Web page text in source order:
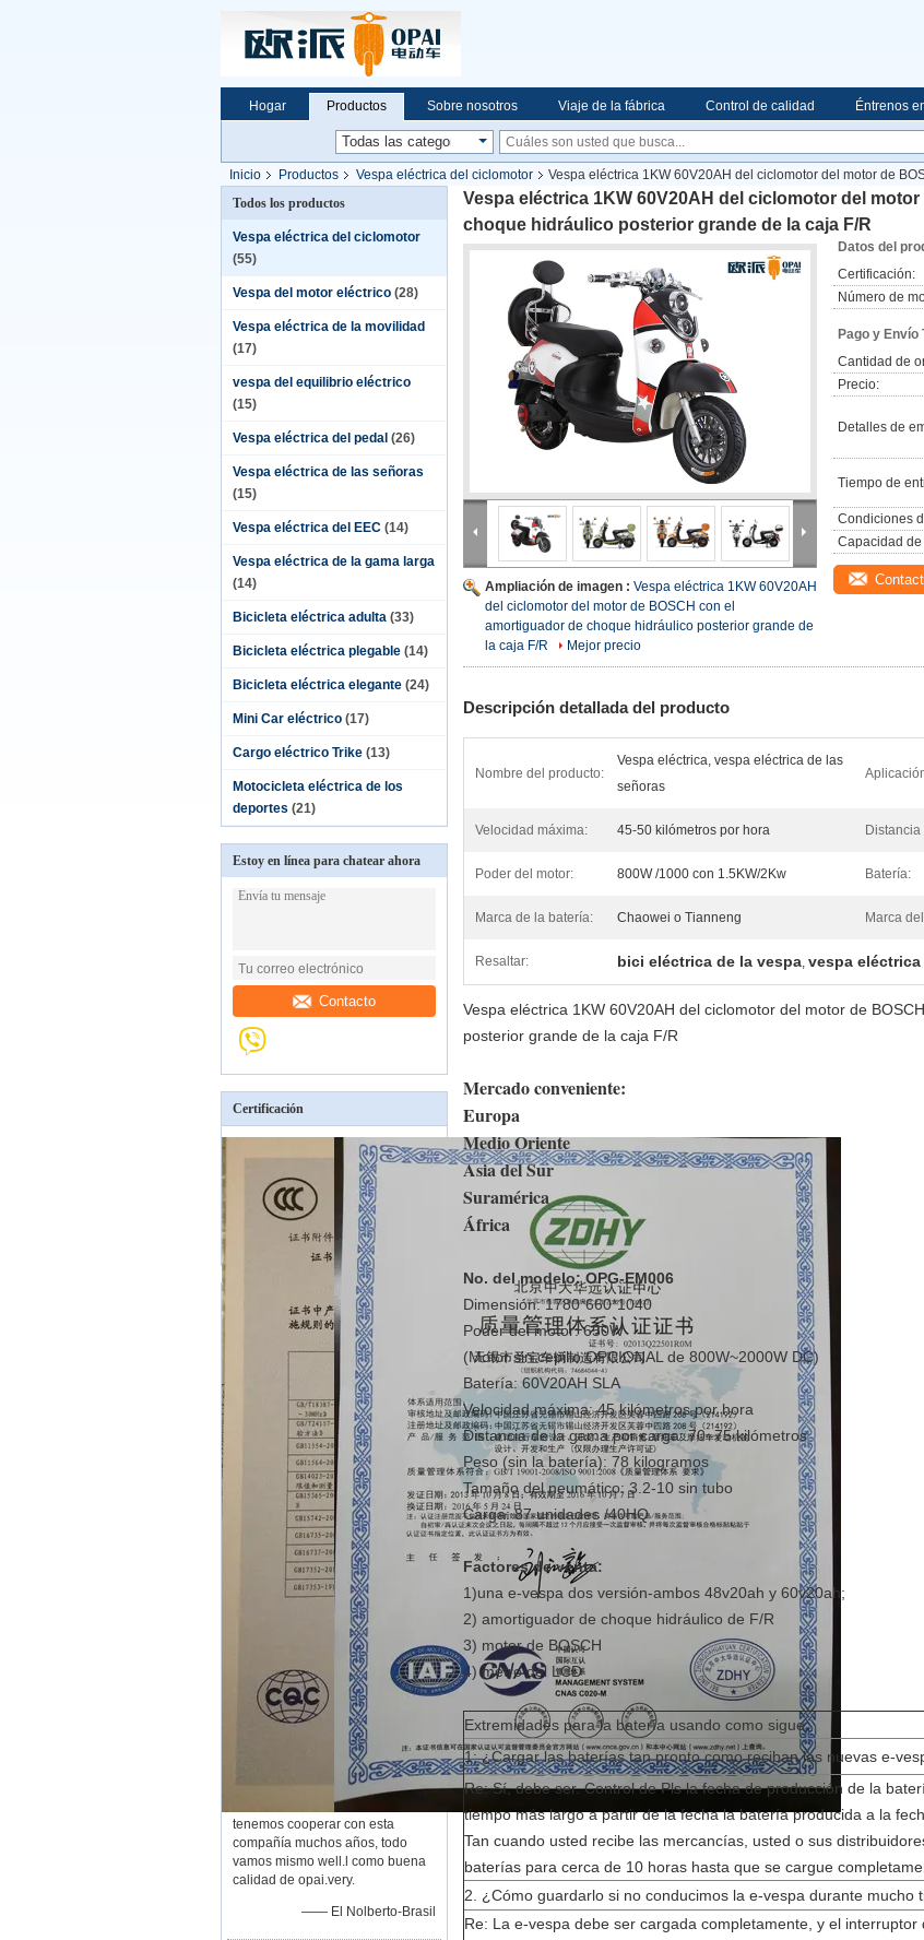
Hogar Productos Sobre nosotros Viaje de la fábrica Control de calidad Éntrenos
Inicio Productos Vespa eléctrica del ciclomotor
Vespa eléctrica 1KW 60V20AH del ciclomotor del motor de
posterior grande de la caja F/R
Todos los productos
Vespa eléctrica del ciclomotor
(55)
Vespa del motor eléctrico (28)
Vespa eléctrica de la movilidad
(17)
vespa del equilibrio eléctrico
(15)
Vespa eléctrica del pedal (26)
Vespa eléctrica de las señoras
(15)
Vespa eléctrica del EEC (14)
Vespa eléctrica de la gama larga
(14)
Bicicleta eléctrica adulta (33)
Bicicleta eléctrica plegable (14)
Bicicleta eléctrica elegante (24)
Mini Car eléctrico (17)
Cargo eléctrico Trike (13)
Motocicleta eléctrica de los
deportes (21)
Estoy en línea para chatear ahora
Contacto
Certificación
tenemos cooperar con esta
compañía muchos años, todo
vamos mismo well.l como buena
calidad de opai.very.
—— El Nolberto-Brasil
Vespa eléctrica 1KW 60V20AH del ciclomotor del
choque hidráulico posterior grande de la caja F/R
Ampliación de imagen : Vespa eléctrica 1KW 60V20AH
del ciclomotor del motor de BOSCH con el
amortiguador de choque hidráulico posterior grande de
la caja F/R
Mejor precio
Datos del
Certificación:
Número de
Pago y Envío
Cantidad de
Precio:
Detalles de
Tiempo de
Condiciones
Capacidad
Descripción detallada del producto
Nombre del producto:
Vespa eléctrica, vespa eléctrica de las
señoras
Velocidad máxima: 45-50 kilómetros por hora
Poder del motor: 800W /1000 con 1.5KW/2Kw Batería:
Marca de la batería: Chaowei o Tianneng Marca
Resaltar: bici eléctrica de la vespa, vespa
Vespa eléctrica 1KW 60V20AH del ciclomotor del motor de
posterior grande de la caja F/R
Mercado conveniente:
Europa
Medio Oriente
Asia del Sur
Suramérica
África
No. del modelo: OPG-EM006
Dimensión: 1780*660*1040
Poder del motor: 650W
(Motor sin cepillo OPCIONAL de 800W~2000W DC)
Batería: 60V20AH SLA
Velocidad máxima: 45 kilómetros por hora
Distancia de la gama por carga: 70~75 kilómetros
Peso (sin la batería): 78 kilogramos
Tamaño del neumático: 3.2-10 sin tubo
Carga: 87 unidades /40HQ
Factores de venta:
1)una e-vespa dos versión-ambos 48v20ah y 60v20ah;
2) amortiguador de choque hidráulico de F/R
3) motor de BOSCH
4) metro del LCD
Extremidades para la batería usando como sigue:
1: ¿Cargar las baterías tan pronto como reciban las nuevas e-
Re: Sí, debe ser. Control de Pls la fecha de producción de la
tiempo más largo a partir de la fecha la batería producida a la
Tan cuando usted recibe las mercancías, usted o sus
baterías para cerca de 10 horas hasta que se cargue
2. ¿Cómo guardarlo si no conducimos la e-vespa durante mucho
Re: La e-vespa debe ser cargada completamente, y el interruptor